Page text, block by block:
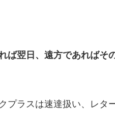
ば翌日、遠方であればそ
プラスは速達扱い、レタ